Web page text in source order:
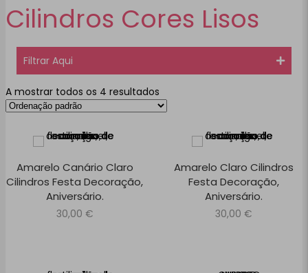
Cilindros Cores Lisos
Filtrar Aqui
A mostrar todos os 4 resultados
Amarelo Canário Claro
Cilindros Festa Decoração,
Aniversário.
30,00 €
Amarelo Claro Cilindros
Festa Decoração,
Aniversário.
30,00 €